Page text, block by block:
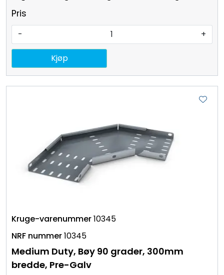
Pris
- +
Kjøp
10345
10345
Medium Duty, Bøy 90 grader, 300mm
bredde, Pre-Galv